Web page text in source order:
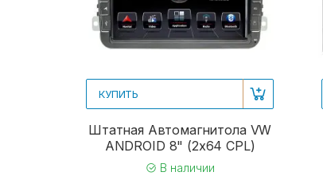
КУПИТЬ
Штатная Автомагнитола VW
ANDROID 8" (2x64 CPL)
В наличии